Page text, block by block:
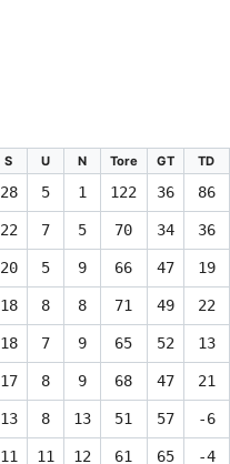
S U N Tore GT TD
28 5 1 122 36 86
22 7 5 70 34 36
20 5 9 66 47 19
18 8 8 71 49 22
18 7 9 65 52 13
17 8 9 68 47 21
13 8 13 51 57 -6
11 11 12 61 65 -4